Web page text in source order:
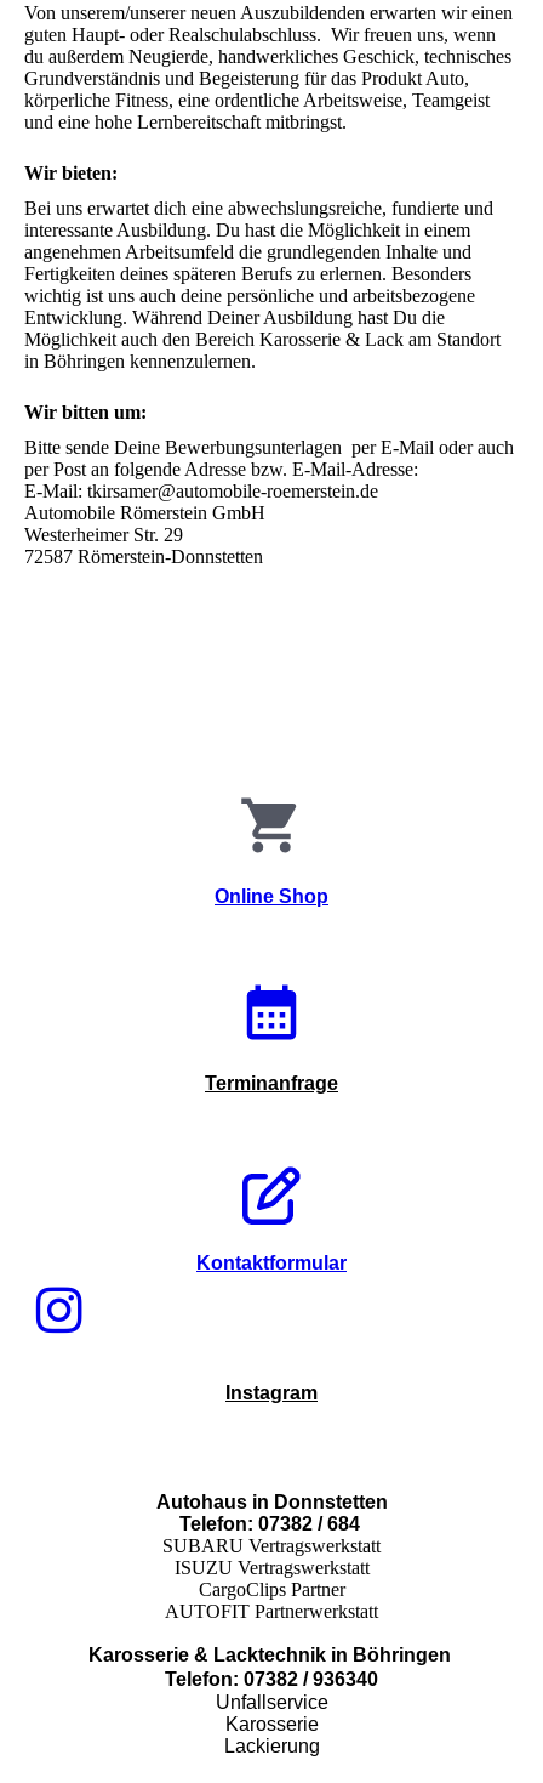
Von unserem/unserer neuen Auszubildenden erwarten wir einen
guten Haupt- oder Realschulabschluss.  Wir freuen uns, wenn
du außerdem Neugierde, handwerkliches Geschick, technisches
Grundverständnis und Begeisterung für das Produkt Auto,
körperliche Fitness, eine ordentliche Arbeitsweise, Teamgeist
und eine hohe Lernbereitschaft mitbringst.
Wir bieten:
Bei uns erwartet dich eine abwechslungsreiche, fundierte und
interessante Ausbildung. Du hast die Möglichkeit in einem
angenehmen Arbeitsumfeld die grundlegenden Inhalte und
Fertigkeiten deines späteren Berufs zu erlernen. Besonders
wichtig ist uns auch deine persönliche und arbeitsbezogene
Entwicklung. Während Deiner Ausbildung hast Du die
Möglichkeit auch den Bereich Karosserie & Lack am Standort
in Böhringen kennenzulernen.
Wir bitten um:
Bitte sende Deine Bewerbungsunterlagen  per E-Mail oder auch
per Post an folgende Adresse bzw. E-Mail-Adresse:
E-Mail: tkirsamer@automobile-roemerstein.de
Automobile Römerstein GmbH
Westerheimer Str. 29
72587 Römerstein-Donnstetten
Online Shop
Terminanfrage
Kontaktformular
Instagram
Autohaus in Donnstetten
Telefon: 07382 / 684
SUBARU Vertragswerkstatt
ISUZU Vertragswerkstatt
CargoClips Partner
AUTOFIT Partnerwerkstatt
Karosserie & Lacktechnik in Böhringen
Telefon: 07382 / 936340
Unfallservice
Karosserie
Lackierung